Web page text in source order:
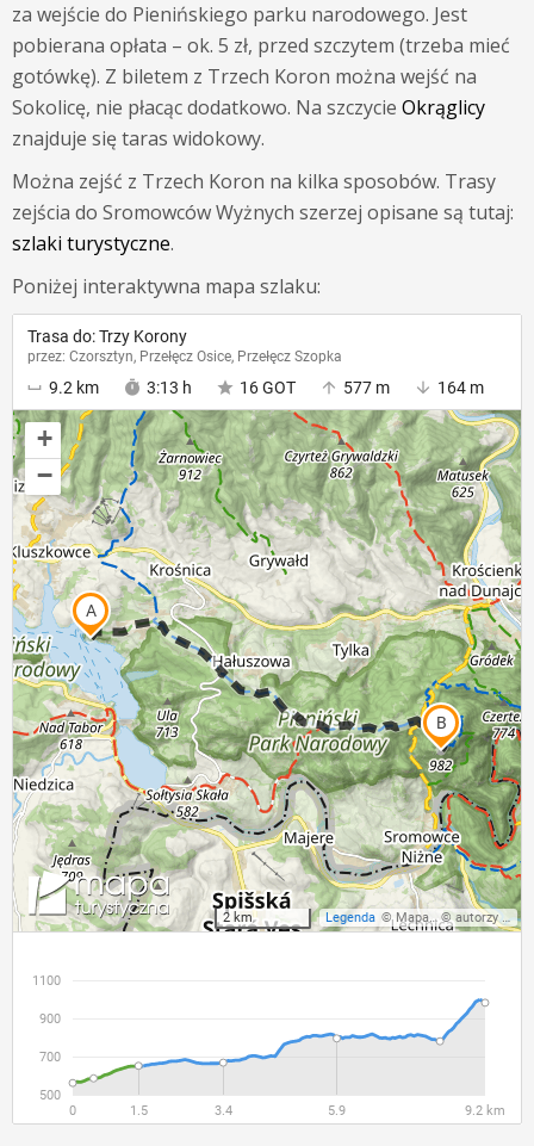
za wejście do Pienińskiego parku narodowego. Jest
pobierana opłata – ok. 5 zł, przed szczytem (trzeba mieć
gotówkę). Z biletem z Trzech Koron można wejść na
Sokolicę, nie płacąc dodatkowo. Na szczycie Okrąglicy
znajduje się taras widokowy.
Można zejść z Trzech Koron na kilka sposobów. Trasy
zejścia do Sromowców Wyżnych szerzej opisane są tutaj:
szlaki turystyczne.
Poniżej interaktywna mapa szlaku: